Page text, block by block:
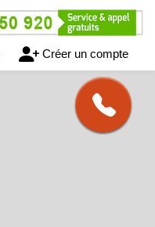
Créer un compte